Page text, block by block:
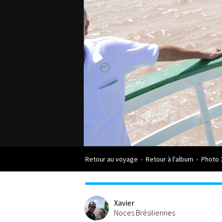
Retour au voyage - Retour à l'album - Photo
Xavier
Noces Brésiliennes